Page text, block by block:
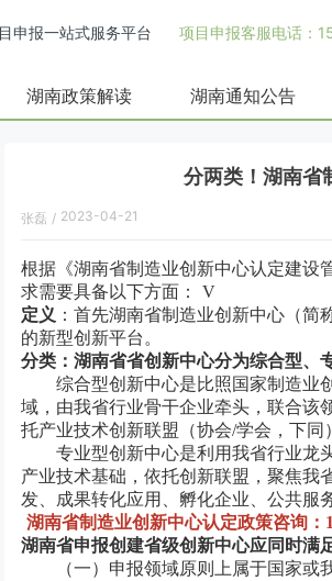
申报一站式服务平台 项目申报客服电话：
湖南政策解读 湖南通知公告
分两类！湖南省
张磊 / 2023-04-21
根据《湖南省制造业创新中心认定建设
求需要具备以下方面：
V
定义 ：首先湖南省制造业创新中心（
的新型创新平台。
分类：湖南省省创新中心分为综合型、
综合型创新中心是比照国家制造业创
域，由我省行业骨干企业牵头，联合该
托产业技术创新联盟（协会/学会，下
专业型创新中心是利用我省行业龙头
产业技术基础，依托创新联盟，聚焦我
发、成果转化应用、孵化企业、公共服
湖南省制造业创新中心认定政策咨询：
湖南省申报创建省级创新中心应同时满
（一）申报领域原则上属于国家或我